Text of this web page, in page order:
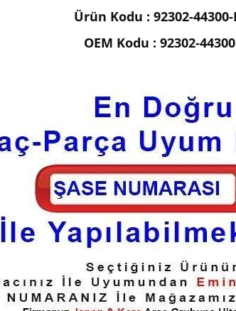
Ürün Kodu : 92302-
OEM Kodu : 92302-44300